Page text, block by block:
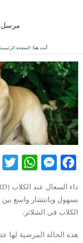
مرسل
أنت هنا: الصفحة
Facebook
بسهول وبانتشار واسع
الكلاب فى الشلاتر.
هذه الحالة المرضية